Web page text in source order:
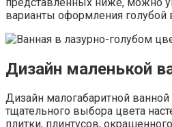
варианты оформления
Дизайн маленькой
Дизайн малогабаритной ванной
тщательного выбора цвета
плитки, плинтусов,